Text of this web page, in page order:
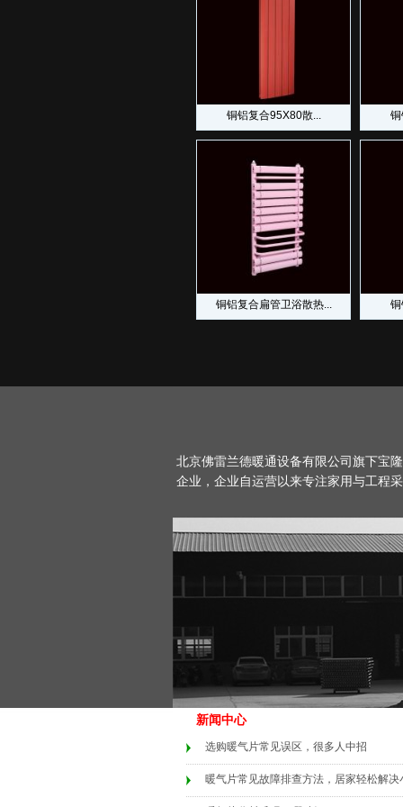
铜铝复合95X80散...
铜铝复合扁管卫浴散热...
北京佛雷兰德暖通设备有限公司旗下宝
企业，企业自运营以来专注家用与工程
新闻中心
选购暖气片常见误区，很多人中招
暖气片常见故障排查方法，居家轻松解决